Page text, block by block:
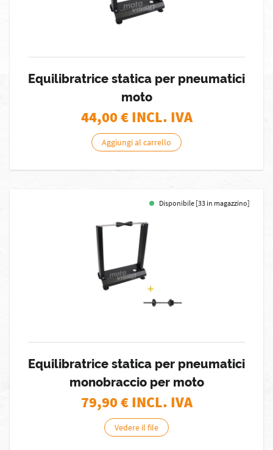
Equilibratrice statica per pneumatici
moto
44,00€ INCL. IVA
Aggiungi al carrello
Disponibile [33 in magazzino]
Equilibratrice statica per pneumatici
monobraccio per moto
79,90€ INCL. IVA
Vedere il file